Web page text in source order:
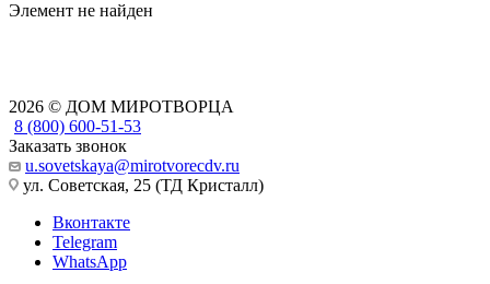
Элемент не найден
2026 © ДОМ МИРОТВОРЦА
8 (800) 600-51-53
Заказать звонок
u.sovetskaya@mirotvorecdv.ru
ул. Советская, 25 (ТД Кристалл)
Вконтакте
Telegram
WhatsApp